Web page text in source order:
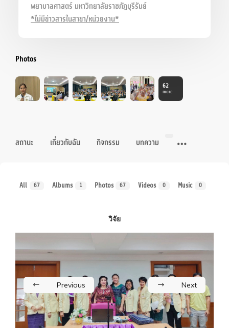
พยาบาลศาสตร์ มหาวิทยาลัยราชภัฏบุรีรัมย์
*ไม่มีข่าวสารในสาขา/หน่วยงาน*
Photos
62
more
สถานะ เกี่ยวกับฉัน กิจกรรม บทความ
All 67 Albums 1 Photos 67 Videos 0 Music 0
วิจัย
Previous Next